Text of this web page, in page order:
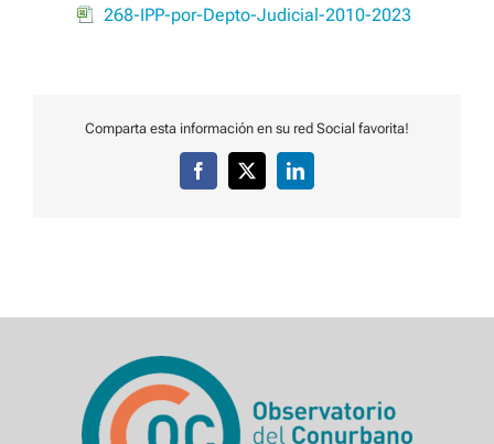
268-IPP-por-Depto-Judicial-2010-2023
Comparta esta información en su red Social favorita!
Facebook
X LinkedIn